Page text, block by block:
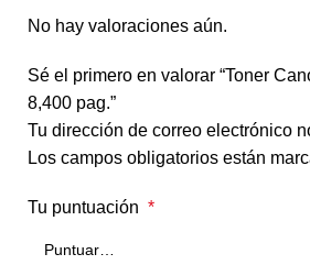
No hay valoraciones aún.
Sé el primero en valorar “Toner
8,400 pag.”
Tu dirección de correo electrónico
Los campos obligatorios están
Tu puntuación *